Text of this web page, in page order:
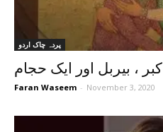
پردہ چاک اردو
اکبر ، بیربل اور ایک حجام
Faran Waseem - November 3, 2020